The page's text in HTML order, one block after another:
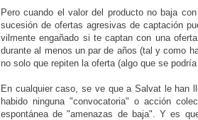
Pero cuando el valor del producto no baja
sucesión de ofertas agresivas de captación
vilmente engañado si te captan con una
durante al menos un par de años (tal y como
no solo que repiten la oferta (algo que se
En cualquier caso, se ve que a Salvat le han
habido ninguna "convocatoria" o acción
espontánea de "amenazas de baja". Y es